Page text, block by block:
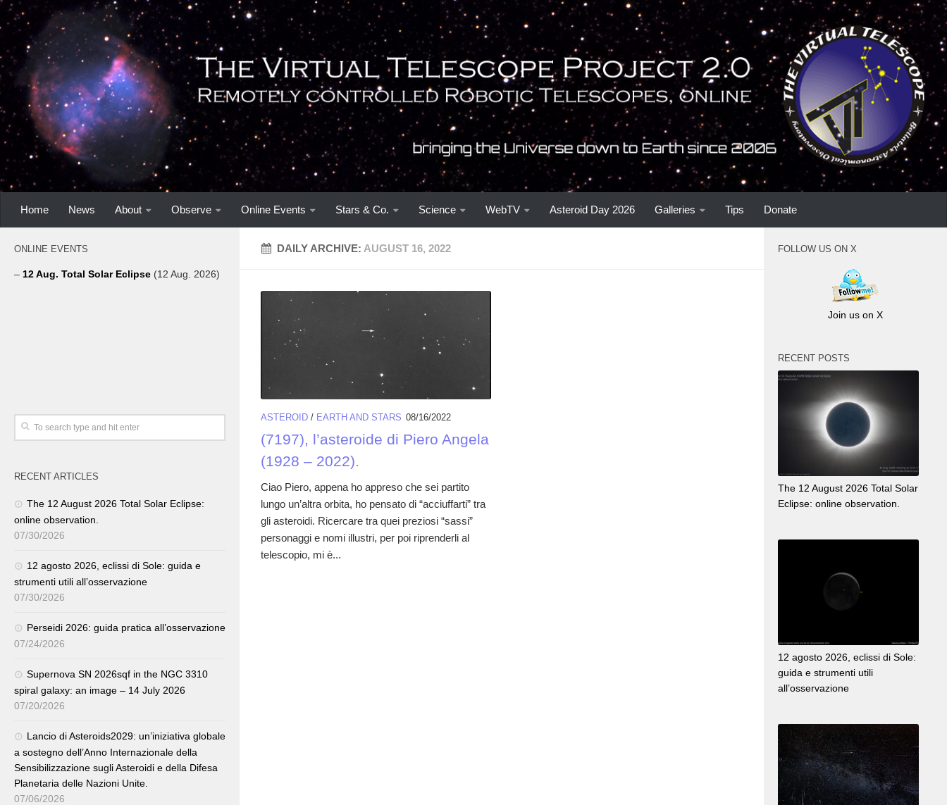
Home News About Observe Online Events Stars & Co. Science WebTV Asteroid Day 2026 Galleries Tips Donate
DAILY ARCHIVE: AUGUST 16, 2022
ASTEROID / EARTH AND STARS 08/16/2022
(7197), l’asteroide di Piero Angela
(1928 – 2022).
Ciao Piero, appena ho appreso che sei partito
lungo un’altra orbita, ho pensato di “acciuffarti” tra
gli asteroidi. Ricercare tra quei preziosi “sassi”
personaggi e nomi illustri, per poi riprenderli al
telescopio, mi è...
ONLINE EVENTS
– 12 Aug. Total Solar Eclipse (12 Aug. 2026)
RECENT ARTICLES
The 12 August 2026 Total Solar Eclipse:
online observation.
07/30/2026
12 agosto 2026, eclissi di Sole: guida e
strumenti utili all’osservazione
07/30/2026
Perseidi 2026: guida pratica all’osservazione
07/24/2026
Supernova SN 2026sqf in the NGC 3310
spiral galaxy: an image – 14 July 2026
07/20/2026
Lancio di Asteroids2029: un’iniziativa globale
a sostegno dell’Anno Internazionale della
Sensibilizzazione sugli Asteroidi e della Difesa
Planetaria delle Nazioni Unite.
07/06/2026
FOLLOW US ON X
Join us on X
RECENT POSTS
The 12 August 2026 Total Solar
Eclipse: online observation.
12 agosto 2026, eclissi di Sole:
guida e strumenti utili
all’osservazione